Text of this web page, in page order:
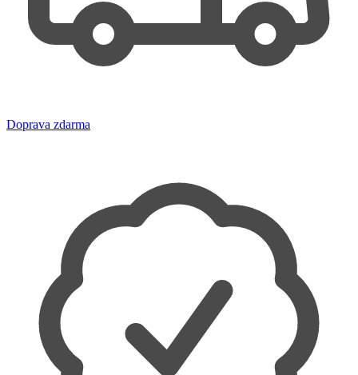
Doprava zdarma